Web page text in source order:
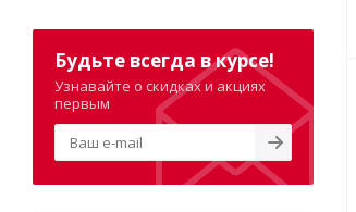
Будьте всегда в курсе!
Узнавайте о скидках и акциях
первым